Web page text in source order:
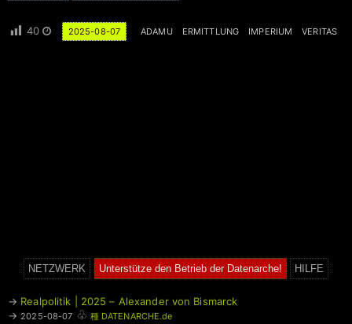
40 2025-08-07 ADAMU ERMITTLUNG IMPERIUM VERITAS
NETZWERK Unterstütze den Betrieb der Datenarche! HILFE
→ Realpolitik | 2025 – Alexander von Bismarck
→ 2025-08-07 ♧ 種 DATENARCHE.de